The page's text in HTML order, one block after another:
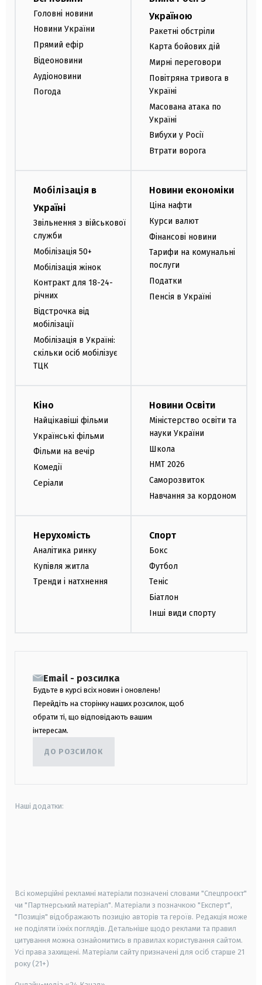
Головні новини
Новини України
Прямий ефір
Відеоновини
Аудіоновини
Погода
Україною
Ракетні обстріли
Карта бойових дій
Мирні переговори
Повітряна тривога в
Україні
Масована атака по
Україні
Вибухи у Росії
Втрати ворога
Мобілізація в
Україні
Звільнення з військової
служби
Мобілізація 50+
Мобілізація жінок
Контракт для 18-24-
річних
Відстрочка від
мобілізації
Мобілізація в Україні:
скільки осіб мобілізує
ТЦК
Новини економіки
Ціна нафти
Курси валют
Фінансові новини
Тарифи на комунальні
послуги
Податки
Пенсія в Україні
Кіно
Найцікавіші фільми
Українські фільми
Фільми на вечір
Комедії
Серіали
Новини Освіти
Міністерство освіти та
науки України
Школа
НМТ 2026
Саморозвиток
Навчання за кордоном
Нерухомість
Аналітика ринку
Купівля житла
Тренди і натхнення
Спорт
Бокс
Футбол
Теніс
Біатлон
Інші види спорту
Email - розсилка
Будьте в курсі всіх новин і оновлень!
Перейдіть на сторінку наших розсилок, щоб
обрати ті, що відповідають вашим
інтересам.
ДО РОЗСИЛОК
Наші додатки:
Всі комерційні рекламні матеріали позначені словами "Спецпроєкт"
чи "Партнерський матеріал". Матеріали з позначкою "Експерт",
"Позиція" відображають позицію авторів та героїв. Редакція може
не поділяти їхніх поглядів. Детальніше щодо реклами та правил
цитування можна ознайомитись в правилах користування сайтом.
Усі права захищені. Матеріали сайту призначені для осіб старше 21
року (21+)